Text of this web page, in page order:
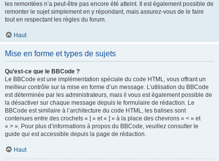
les remontées n’a peut-être pas encore été atteint. Il est également possible de
remonter le sujet simplement en y répondant, mais assurez-vous de le faire
tout en respectant les règles du forum.
Haut
Mise en forme et types de sujets
Qu’est-ce que le BBCode ?
Le BBCode est une implémentation spéciale du code HTML, vous offrant un
meilleur contrôle sur la mise en forme d’un message. L’utilisation du BBCode
est déterminée par les administrateurs, mais il vous est également possible de
la désactiver sur chaque message depuis le formulaire de rédaction. Le
BBCode est similaire à l’architecture du code HTML, les balises sont
contenues entre des crochets « [ » et « ] » à la place des chevrons « < » et
« > ». Pour plus d’informations à propos du BBCode, veuillez consulter le
guide qui est accessible depuis la page de rédaction.
Haut